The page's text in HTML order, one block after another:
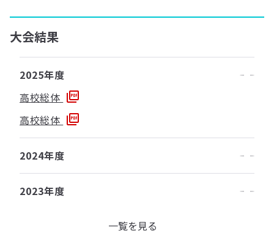
大会結果
2025年度
高校総体
高校総体
2024年度
2023年度
一覧を見る